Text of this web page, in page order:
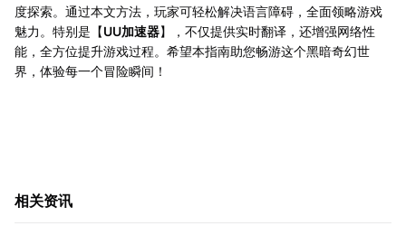
度探索。通过本文方法，玩家可轻松解决语言障碍，全面领略游戏
魅力。特别是【UU加速器】，不仅提供实时翻译，还增强网络性
能，全方位提升游戏过程。希望本指南助您畅游这个黑暗奇幻世
界，体验每一个冒险瞬间！
相关资讯